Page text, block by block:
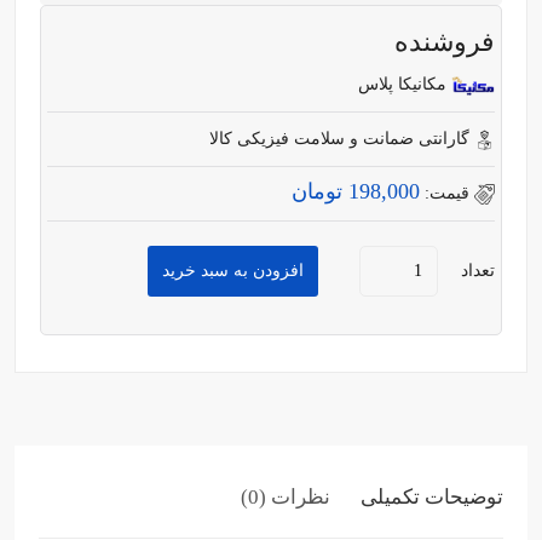
فروشنده
مکانیکا پلاس
گارانتی ضمانت و سلامت فیزیکی کالا
قیمت: 198,000 تومان
تعداد افزودن به سبد خرید
توضیحات تکمیلی نظرات (0)